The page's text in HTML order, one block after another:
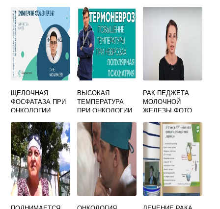
ЩЕЛОЧНАЯ
ФОСФАТАЗА ПРИ
ОНКОЛОГИИ
ВЫСОКАЯ
ТЕМПЕРАТУРА
ПРИ ОНКОЛОГИИ
РАК ПЕДЖЕТА
МОЛОЧНОЙ
ЖЕЛЕЗЫ ФОТО